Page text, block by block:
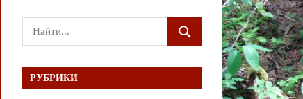
Поиск
для:
ПОИСК
РУБРИКИ